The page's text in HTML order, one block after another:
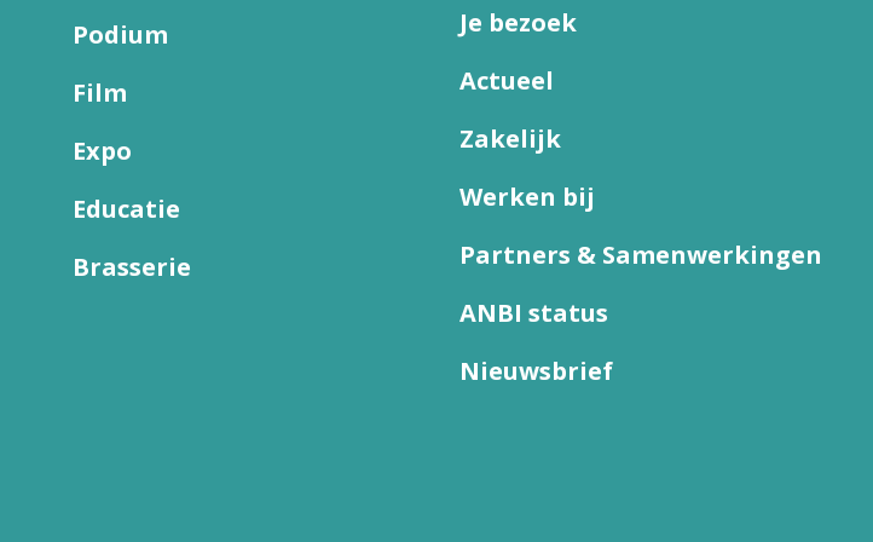
Podium
Film
Expo
Educatie
Brasserie
Je bezoek
Actueel
Zakelijk
Werken bij
Partners & Samenwerkingen
ANBI status
Nieuwsbrief